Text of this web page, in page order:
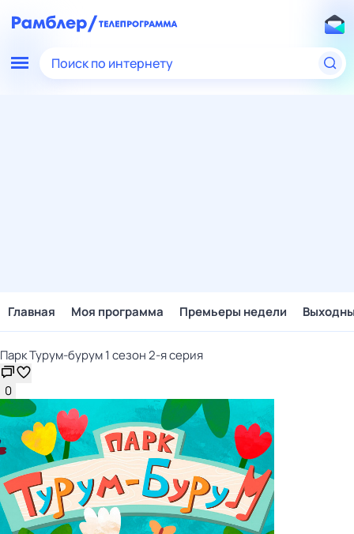
Поиск по интернету
Главная Моя программа Премьеры недели
Парк Турум-бурум 1 сезон 2-я серия
0